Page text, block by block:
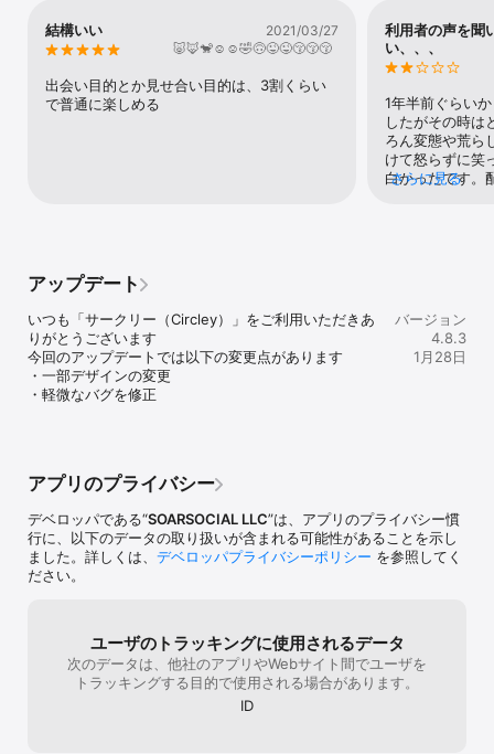
- 完全匿名で顔出しも不要：誰かと気ままに通話チャットや声だけ
ライブ配信で話せる
- 位置情報共有：親しい友だちや恋人と、いつでも今をシェアでき
「気軽に友達作りアプリ」「趣味で繋がるコミュニティアプリ」
「匿名通話チャットアプリ」「声だけライブ配信アプリ」「位置情
たくさんの投稿コンテンツを通じて、とにかく誰かと話せる、本当
の友達との出会い、新感覚SNSアプリ！それが「サークリー」で
■ 機能紹介
- 「投稿」：今なにしてる？日常の些細なことでもつぶやきができ
るよ！みんなが共感してくれるはず！
- 「メッセージ」：いろんな人が今もDMで暇つぶしチャットを楽し
し放題で、距離を感じない自然なおしゃべりを楽しもう！
- 「マップ」：親しい友達や恋人と位置情報共有！友達の今が分か
って、もっと心の距離が縮まる！
- 「ひまNow!」：友達作りの第一歩！誰かと話したいときにすぐに
繋がれて、新しい出会いがみつかる！
- 「広場」：共通の話題でユーザーと繋がるコミュニティ！自由に
- 「フォロー」：好きなユーザーをみつけよう！フォローすればい
つでも気になるひとの投稿をチェックできる！
- 「レコメンド」：人気の投稿の中でも、あなたが気になりそうな
投稿が優先的におすすめ表示されるよ！
結構いい
2021/03/27
🐷🦊🐒☺️☺️🤣🙃😜😜😚😚😚
出会い目的とか見せ合い目的は、3割くらい
で普通に楽しめる
利用者の声を聞
い、、、
1年半前ぐらい
したがその時は
ろん変態や荒ら
けて怒らずに笑
白かったです。
た。仲良かっ
やめていきま
て中高生が同
思います。この
いきます(もう
でもいいんです
さらに見る
アップデート
いつも「サークリー（Circley）」をご利用いただきあ
りがとうございます
今回のアップデートでは以下の変更点があります
・一部デザインの変更
・軽微なバグを修正
バージョン
4.8.3
1月28日
アプリのプライバシー
デベロッパである“SOARSOCIAL LLC”は、アプリのプライバシー慣
行に、以下のデータの取り扱いが含まれる可能性があることを示し
ました。詳しくは、 デベロッパプライバシーポリシー を参照してく
ださい。
ユーザのトラッキングに使用されるデータ
次のデータは、他社のアプリやWebサイト間でユーザを
トラッキングする目的で使用される場合があります。
ID